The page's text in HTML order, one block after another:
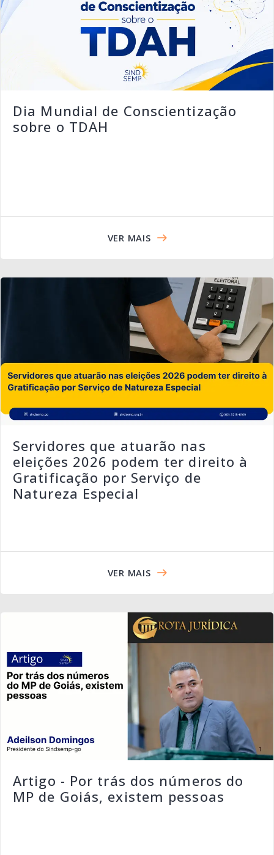
Dia Mundial de Conscientização
sobre o TDAH
VER MAIS
Servidores que atuarão nas
eleições 2026 podem ter direito à
Gratificação por Serviço de
Natureza Especial
VER MAIS
Artigo - Por trás dos números do
MP de Goiás, existem pessoas